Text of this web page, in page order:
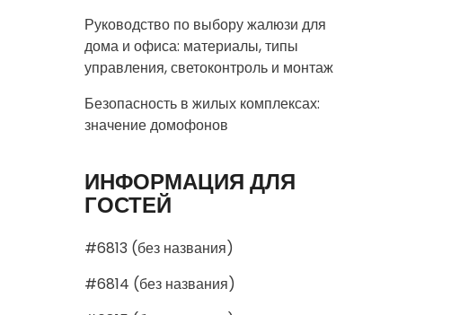
Руководство по выбору жалюзи для
дома и офиса: материалы, типы
управления, светоконтроль и монтаж
Безопасность в жилых комплексах:
значение домофонов
ИНФОРМАЦИЯ ДЛЯ
ГОСТЕЙ
#6813 (без названия)
#6814 (без названия)